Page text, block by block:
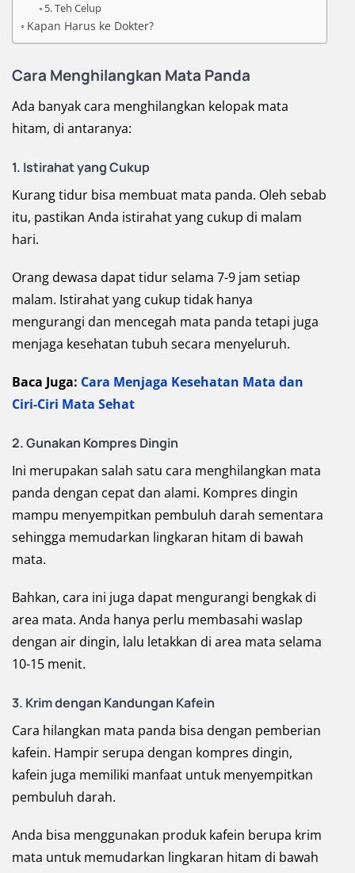
5. Teh Celup
Kapan Harus ke Dokter?
Cara Menghilangkan Mata Panda
Ada banyak cara menghilangkan kelopak mata
hitam, di antaranya:
1. Istirahat yang Cukup
Kurang tidur bisa membuat mata panda. Oleh sebab
itu, pastikan Anda istirahat yang cukup di malam
hari.
Orang dewasa dapat tidur selama 7-9 jam setiap
malam. Istirahat yang cukup tidak hanya
mengurangi dan mencegah mata panda tetapi juga
menjaga kesehatan tubuh secara menyeluruh.
Baca Juga: Cara Menjaga Kesehatan Mata dan
Ciri-Ciri Mata Sehat
2. Gunakan Kompres Dingin
Ini merupakan salah satu cara menghilangkan mata
panda dengan cepat dan alami. Kompres dingin
mampu menyempitkan pembuluh darah sementara
sehingga memudarkan lingkaran hitam di bawah
mata.
Bahkan, cara ini juga dapat mengurangi bengkak di
area mata. Anda hanya perlu membasahi waslap
dengan air dingin, lalu letakkan di area mata selama
10-15 menit.
3. Krim dengan Kandungan Kafein
Cara hilangkan mata panda bisa dengan pemberian
kafein. Hampir serupa dengan kompres dingin,
kafein juga memiliki manfaat untuk menyempitkan
pembuluh darah.
Anda bisa menggunakan produk kafein berupa krim
mata untuk memudarkan lingkaran hitam di bawah